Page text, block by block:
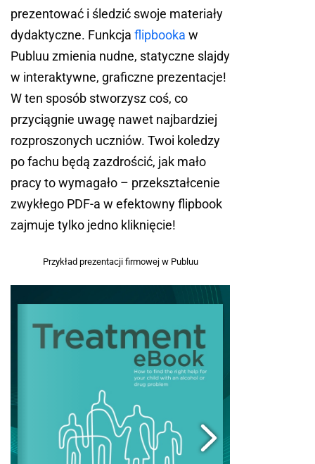
prezentować i śledzić swoje materiały
dydaktyczne. Funkcja flipbooka w
Publuu zmienia nudne, statyczne slajdy
w interaktywne, graficzne prezentacje!
W ten sposób stworzysz coś, co
przyciągnie uwagę nawet najbardziej
rozproszonych uczniów. Twoi koledzy
po fachu będą zazdrościć, jak mało
pracy to wymagało – przekształcenie
zwykłego PDF-a w efektowny flipbook
zajmuje tylko jedno kliknięcie!
Przykład prezentacji firmowej w Publuu